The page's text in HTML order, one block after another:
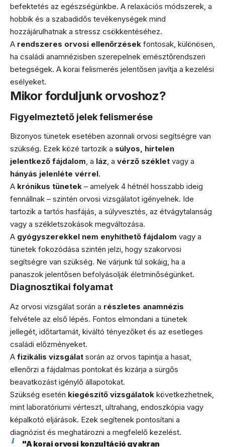
befektetés az egészségünkbe. A relaxációs módszerek, a
hobbik és a szabadidős tevékenységek mind
hozzájárulhatnak a stressz csökkentéséhez.
A rendszeres orvosi ellenőrzések fontosak, különösen,
ha családi anamnézisben szerepelnek emésztőrendszeri
betegségek. A korai felismerés jelentősen javítja a kezelési
esélyeket.
Mikor forduljunk orvoshoz?
Figyelmeztető jelek felismerése
Bizonyos tünetek esetében azonnali orvosi segítségre van
szükség. Ezek közé tartozik a súlyos, hirtelen
jelentkező fájdalom, a láz, a vérző széklet vagy a
hányás jelenléte vérrel.
A krónikus tünetek – amelyek 4 hétnél hosszabb ideig
fennállnak – szintén orvosi vizsgálatot igényelnek. Ide
tartozik a tartós hasfájás, a súlyvesztés, az étvágytalanság
vagy a székletszokások megváltozása.
A gyógyszerekkel nem enyhíthető fájdalom vagy a
tünetek fokozódása szintén jelzi, hogy szakorvosi
segítségre van szükség. Ne várjunk túl sokáig, ha a
panaszok jelentősen befolyásolják életminőségünket.
Diagnosztikai folyamat
Az orvosi vizsgálat során a részletes anamnézis
felvétele az első lépés. Fontos elmondani a tünetek
jellegét, időtartamát, kiváltó tényezőket és az esetleges
családi előzményeket.
A fizikális vizsgálat során az orvos tapintja a hasat,
ellenőrzi a fájdalmas pontokat és kizárja a sürgős
beavatkozást igénylő állapotokat.
Szükség esetén kiegészítő vizsgálatok következhetnek,
mint laboratóriumi vérteszt, ultrahang, endoszkópia vagy
képalkotó eljárások. Ezek segítenek pontosítani a
diagnózist és meghatározni a megfelelő kezelést.
"A korai orvosi konzultáció gyakran